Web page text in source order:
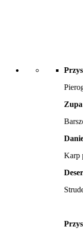
Zupa
Karp
Deser